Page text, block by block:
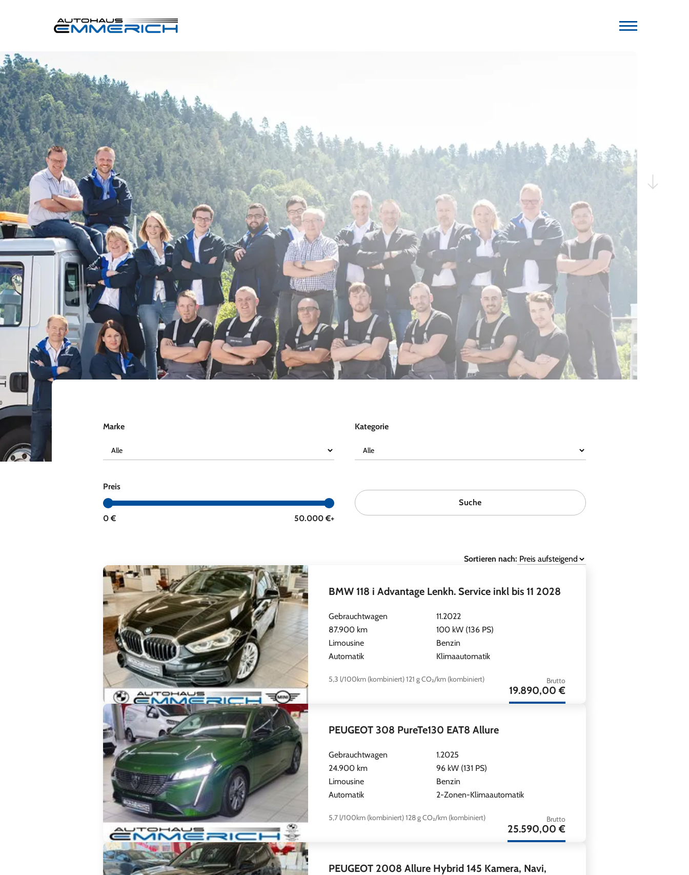
Aktuelle Gebraucht-
und Neuwagen
Marke Kategorie
Preis
0 € 50.000 €+
Suche
Sortieren nach:
BMW 118 i Advantage Lenkh. Service inkl bis 11 2028
Gebrauchtwagen
11.2022
87.900 km
100 kW (136 PS)
Limousine
Benzin
Automatik
Klimaautomatik
5,3 l/100km (kombiniert)121 g CO₂/km (kombiniert) Brutto
19.890,00 €
PEUGEOT 308 PureTe130 EAT8 Allure
Gebrauchtwagen
1.2025
24.900 km
96 kW (131 PS)
Limousine
Benzin
Automatik
2-Zonen-Klimaautomatik
5,7 l/100km (kombiniert)128 g CO₂/km (kombiniert) Brutto
25.590,00 €
PEUGEOT 2008 Allure Hybrid 145 Kamera, Navi,